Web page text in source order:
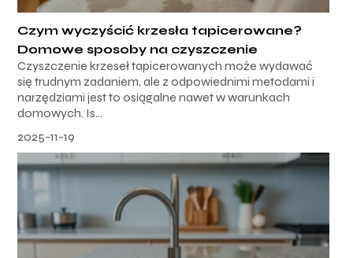
Czym wyczyścić krzesła tapicerowane?
Domowe sposoby na czyszczenie
Czyszczenie krzeseł tapicerowanych może wydawać
się trudnym zadaniem, ale z odpowiednimi metodami i
narzędziami jest to osiągalne nawet w warunkach
domowych. Is...
2025-11-19